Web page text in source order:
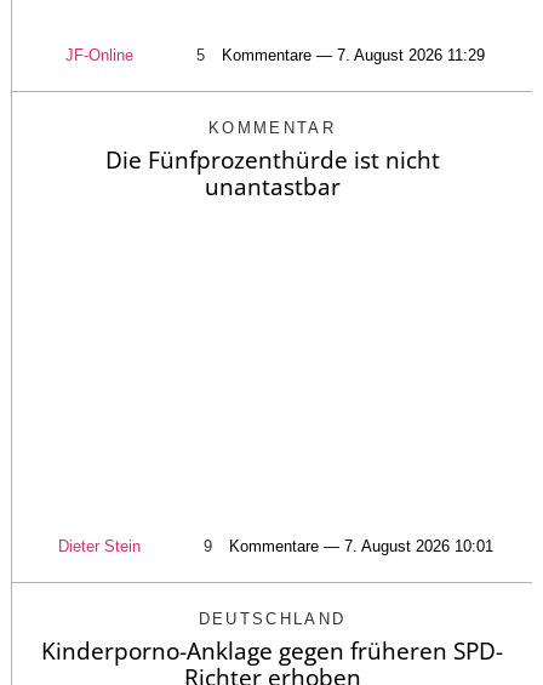
JF-Online 5 Kommentare — 7. August 2026 11:29
KOMMENTAR
Die Fünfprozenthürde ist nicht
unantastbar
Dieter Stein 9 Kommentare — 7. August 2026 10:01
DEUTSCHLAND
Kinderporno-Anklage gegen früheren SPD-
Richter erhoben